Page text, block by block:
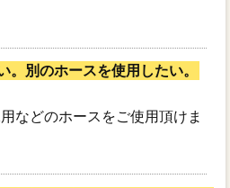
。別のホースを使用したい。
などのホースをご使用頂けま